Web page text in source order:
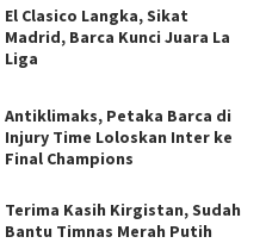
El Clasico Langka, Sikat
Madrid, Barca Kunci Juara La
Liga
Antiklimaks, Petaka Barca di
Injury Time Loloskan Inter ke
Final Champions
Terima Kasih Kirgistan, Sudah
Bantu Timnas Merah Putih